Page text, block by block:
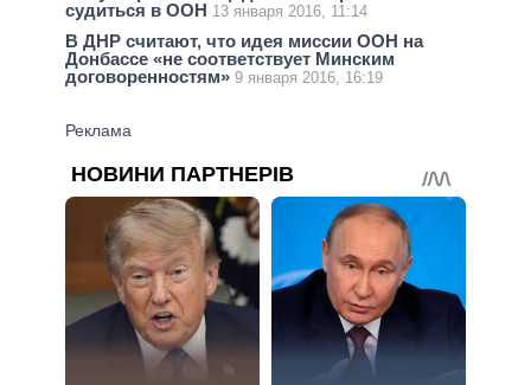
судиться в ООН 13 января 2016, 11:14
В ДНР считают, что идея миссии ООН на
Донбассе «не соответствует Минским
договоренностям» 9 января 2016, 16:19